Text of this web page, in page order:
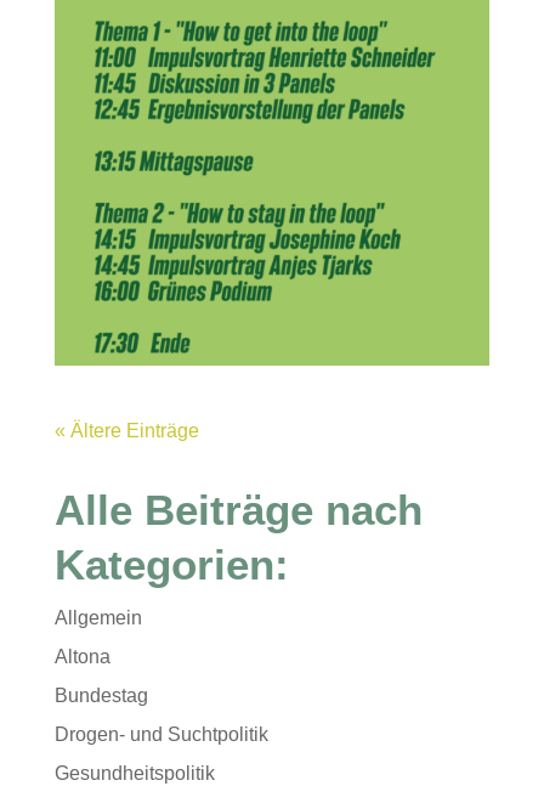
« Ältere Einträge
Alle Beiträge nach
Kategorien:
Allgemein
Altona
Bundestag
Drogen- und Suchtpolitik
Gesundheitspolitik